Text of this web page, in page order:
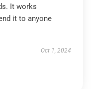
It works
it to anyone
Oct 1, 2024